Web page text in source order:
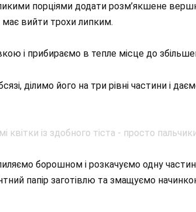
порціями додати розм’якшене
має вийти трохи липким.
і прибираємо в тепле місце до
ділимо його на три рівні частини і
борошном і розкачуємо одну
папір заготівлю та змащуємо